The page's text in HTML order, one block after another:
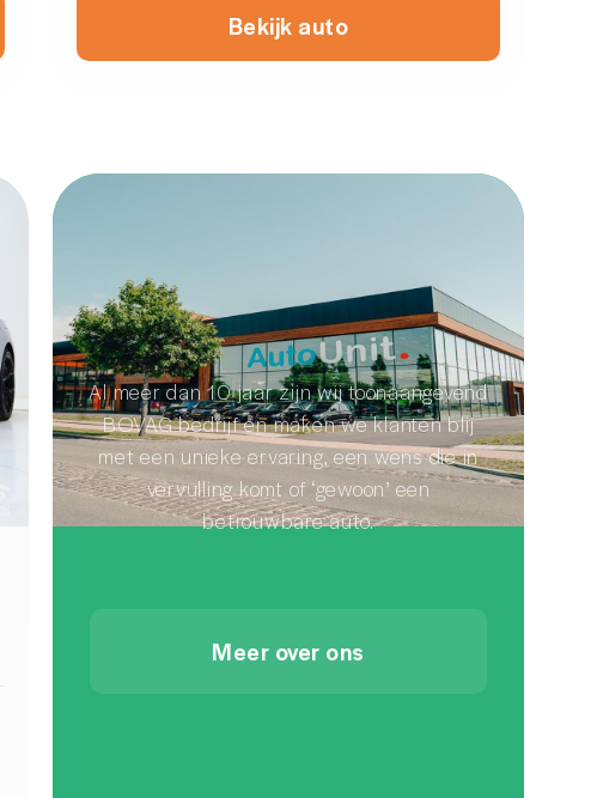
Bekijk auto
van de toekomst
Al meer dan 10 jaar zijn wij toonaangevend
BOVAG bedrijf en maken we klanten blij
met een unieke ervaring, een wens die in
vervulling komt of ‘gewoon’ een
betrouwbare auto.
Meer over ons